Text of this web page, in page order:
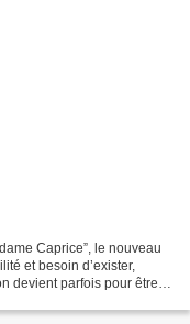
Caprice”, le nouveau
et besoin d’exister,
devient parfois pour être